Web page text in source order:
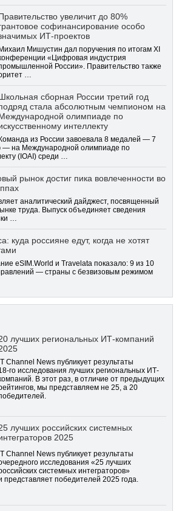
увеличит до 80%
софинансирование особо
ИТ-проектов
Михаил Мишустин дал поручения по итогам XI
«Цифровая индустрия
России». Правительство также
…
сборная России третий год
стала абсолютным чемпионом на
олимпиаде по
интеллекту
Команда из России завоевала 8 медалей — 7
— на Международной олимпиаде по
(IOAI) среди …
рынок достиг пика вовлеченности во
аналитический дайджест, посвященный
труда. Выпуск объединяет сведения
…
куда россияне едут, когда не хотят
eSIM.World и Travelata показало: 9 из 10
— страны с безвизовым режимом
лучших региональных ИТ-компаний
IT Channel News публикует результаты
го исследования лучших региональных ИТ-
В этот раз, в отличие от предыдущих
мы представляем не 25, а 20
лучших российских системных
2025
IT Channel News публикует результаты
исследования «25 лучших
системных интеграторов»
представляет победителей 2025 года.